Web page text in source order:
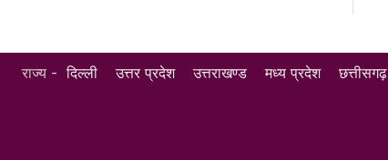
राज्य -दिल्ली उत्तर प्रदेश उत्तराखण्ड मध्य प्रदेश छत्तीसगढ़